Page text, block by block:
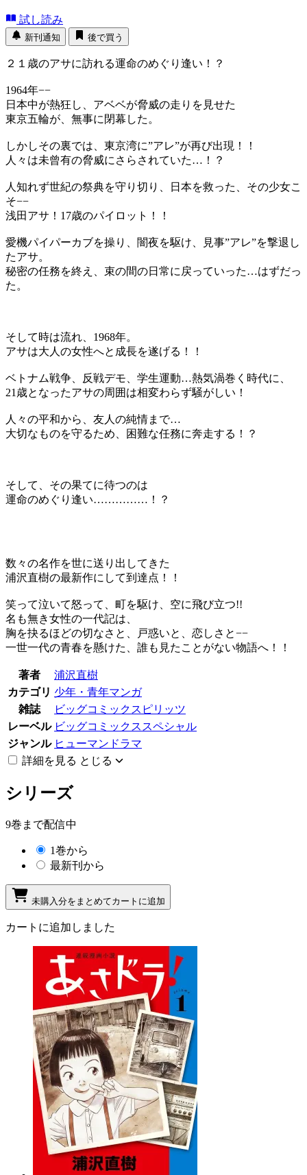
試し読み
新刊通知 後で買う
２１歳のアサに訪れる運命のめぐり逢い！？
1964年−−
日本中が熱狂し、アベベが脅威の走りを見せた
東京五輪が、無事に閉幕した。
しかしその裏では、東京湾に”アレ”が再び出現！！
人々は未曾有の脅威にさらされていた…！？
人知れず世紀の祭典を守り切り、日本を救った、その少女こ
そ−−
浅田アサ！17歳のパイロット！！
愛機パイパーカブを操り、闇夜を駆け、見事”アレ”を撃退し
たアサ。
秘密の任務を終え、束の間の日常に戻っていった…はずだっ
た。
そして時は流れ、1968年。
アサは大人の女性へと成長を遂げる！！
ベトナム戦争、反戦デモ、学生運動…熱気渦巻く時代に、
21歳となったアサの周囲は相変わらず騒がしい！
人々の平和から、友人の純情まで…
大切なものを守るため、困難な任務に奔走する！？
そして、その果てに待つのは
運命のめぐり逢い……………！？
数々の名作を世に送り出してきた
浦沢直樹の最新作にして到達点！！
笑って泣いて怒って、町を駆け、空に飛び立つ!!
名も無き女性の一代記は、
胸を抉るほどの切なさと、戸惑いと、恋しさと−−
一世一代の青春を懸けた、誰も見たことがない物語へ！！
著者
浦沢直樹
カテゴリ 少年・青年マンガ
雑誌
ビッグコミックスピリッツ
レーベル ビッグコミックススペシャル
ジャンル ヒューマンドラマ
詳細を見る とじる
シリーズ
9巻まで配信中
1巻から
最新刊から
未購入分をまとめてカートに追加
カートに追加しました